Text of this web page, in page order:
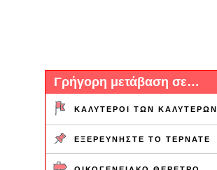
Γρήγορη μετάβαση σε…
ΚΑΛΎΤΕΡΟΙ ΤΩΝ ΚΑΛΎΤΕΡΩΝ
ΕΞΕΡΕΥΝΉΣΤΕ ΤΟ ΤΕΡΝΆΤΕ